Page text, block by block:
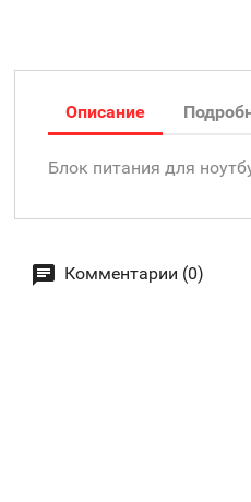
Описание
Блок питания для
Комментарии (0)